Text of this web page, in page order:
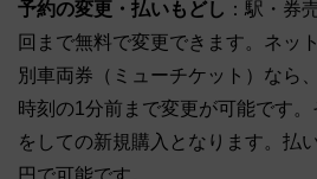
予約の変更・払いもどし ：駅・券
回まで無料で変更できます。ネッ
別車両券（ミューチケット）なら
時刻の1分前まで変更が可能です
をしての新規購入となります。払
円で可能です。